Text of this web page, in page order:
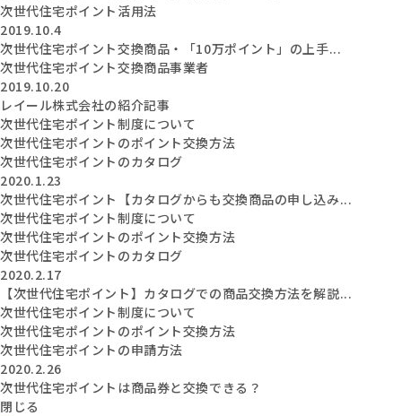
次世代住宅ポイント活用法
2019.10.4
次世代住宅ポイント交換商品・「10万ポイント」の上手...
次世代住宅ポイント交換商品事業者
2019.10.20
レイール株式会社の紹介記事
次世代住宅ポイント制度について
次世代住宅ポイントのポイント交換方法
次世代住宅ポイントのカタログ
2020.1.23
次世代住宅ポイント【カタログからも交換商品の申し込み...
次世代住宅ポイント制度について
次世代住宅ポイントのポイント交換方法
次世代住宅ポイントのカタログ
2020.2.17
【次世代住宅ポイント】カタログでの商品交換方法を解説...
次世代住宅ポイント制度について
次世代住宅ポイントのポイント交換方法
次世代住宅ポイントの申請方法
2020.2.26
次世代住宅ポイントは商品券と交換できる？
閉じる